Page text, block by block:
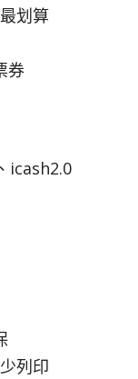
划算
券
icash2.0
列印